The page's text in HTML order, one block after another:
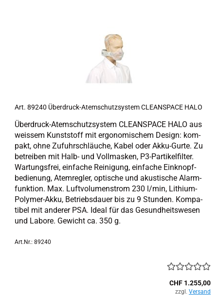
Art. 89240 Überdruck-​​Atem­schutz­sys­tem CLE­AN­SPACE HALO
Überdruck-​Atemschutzsystem CLE­AN­SPACE HALO aus
weis­sem Kunst­stoff mit er­go­no­mi­schem De­sign: kom­
pakt, ohne Zu­fuhr­schläu­che, Kabel oder Akku-​Gurte. Zu
be­trei­ben mit Halb- und Voll­mas­ken, P3-​Partikelfilter.
War­tungs­frei, ein­fa­che Rei­ni­gung, ein­fa­che Ein­knopf­
be­die­nung, Atem­reg­ler, op­ti­sche und akus­ti­sche Alarm­
funk­ti­on. Max. Luft­vo­lu­men­strom 230 l/min, Lithium-​
Polymer-Akku, Be­triebs­dau­er bis zu 9 Stun­den. Kom­pa­
ti­bel mit an­de­rer PSA. Ideal für das Ge­sund­heits­we­sen
und La­bo­re. Ge­wicht ca. 350 g.
Art.Nr.: 89240
CHF 1.255,00
zzgl. Versand